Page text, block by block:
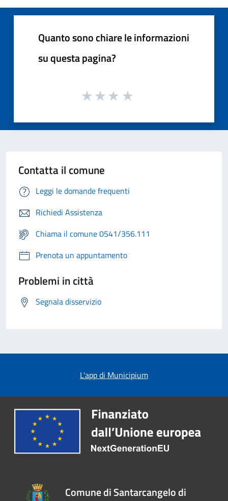
Quanto sono chiare le informazioni
su questa pagina?
Contatta il comune
Leggi le domande frequenti
Richiedi Assistenza
Chiama il comune 0541/356.111
Prenota un appuntamento
Problemi in città
Segnala disservizio
L'app di Municipium
Comune di Santarcangelo di